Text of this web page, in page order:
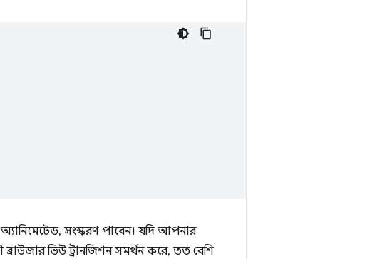
সংস্করণ পাবেন। যদি আপনার
ভিউ ট্রানজিশন সমর্থন করে, তত বেশি